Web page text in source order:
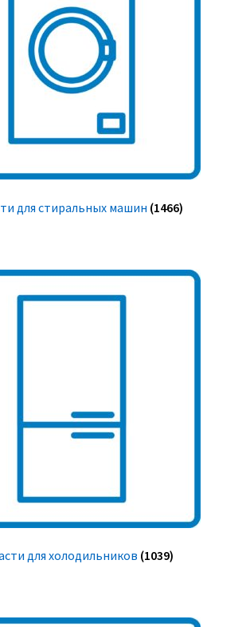
для стиральных машин (1466)
для холодильников (1039)